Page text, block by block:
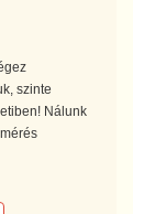
szinte
Nálunk